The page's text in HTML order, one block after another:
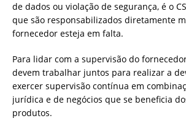
de dados ou violação de segurança, é o
que são responsabilizados diretamente
fornecedor esteja em falta.
Para lidar com a supervisão do
devem trabalhar juntos para realizar a
exercer supervisão contínua em
jurídica e de negócios que se beneficia
produtos.